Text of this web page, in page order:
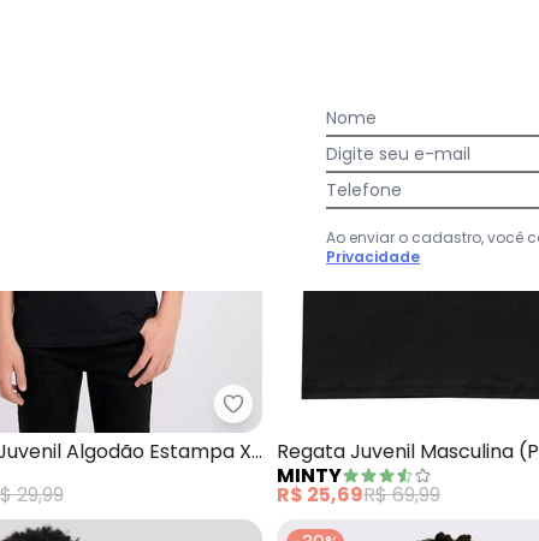
Juvenil Masculino em Malhão Fruit (Preto)
Torra - Camiseta Juvenil
Algodão Estampa X-
29,99
Regata Juvenil Masculina
MINTY
R$ 25,69R$ 69,99
Nome
Digite seu e-mail
Telefone
Ao enviar o cadastro, você
Privacidade